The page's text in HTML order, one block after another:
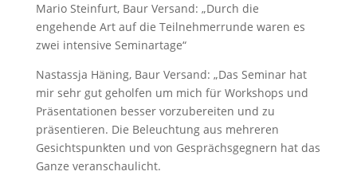
Mario Steinfurt, Baur Versand: „Durch die
engehende Art auf die Teilnehmerrunde waren es
zwei intensive Seminartage“
Nastassja Häning, Baur Versand: „Das Seminar hat
mir sehr gut geholfen um mich für Workshops und
Präsentationen besser vorzubereiten und zu
präsentieren. Die Beleuchtung aus mehreren
Gesichtspunkten und von Gesprächsgegnern hat das
Ganze veranschaulicht.